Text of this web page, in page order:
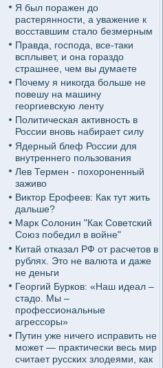
Я был поражен до
растерянности, а уважение к
восставшим стало безмерным
Правда, господа, все-таки
всплывет, и она гораздо
страшнее, чем вы думаете
Почему я никогда больше не
повешу на машину
георгиевскую ленту
Политическая активность в
России вновь набирает силу
Ядерный блеф России для
внутреннего пользования
Лев Термен - похороненный
заживо
Виктор Ерофеев: Как тут жить
дальше?
Марк Солонин "Как Советский
Союз победил в войне"
Китай отказал РФ от расчетов в
рублях. Это не валюта и даже
не деньги
Георгий Бурков: «Наш идеал –
стадо. Мы –
профессиональные
агрессоры»
Путин уже ничего исправить не
может — практически весь мир
считает русских злодеями, как